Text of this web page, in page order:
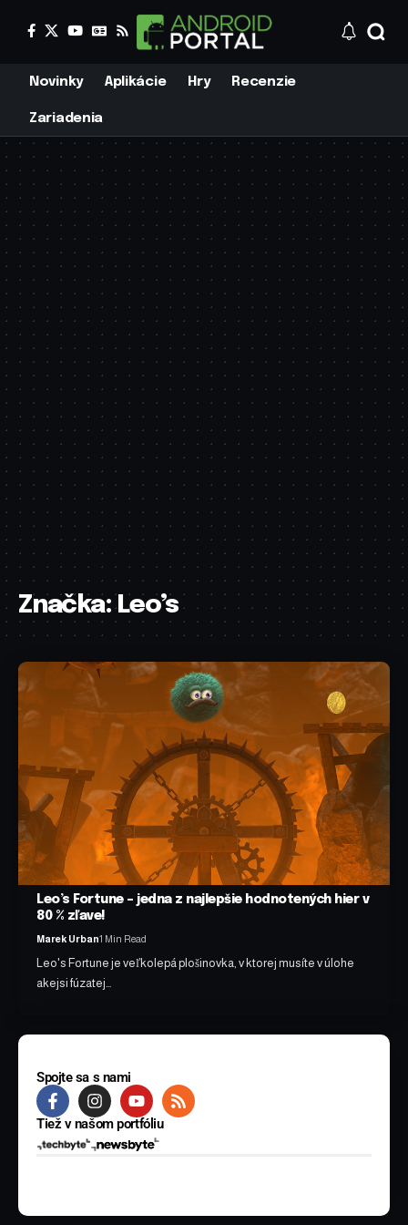
Novinky Aplikácie Hry Recenzie
Zariadenia
Značka:Leo’s
Leo’s Fortune – jedna z najlepšie hodnotených hier v
80 % zľave!
Marek Urban1 Min Read
Leo's Fortune je veľkolepá plošinovka, v ktorej musíte v úlohe
akejsi fúzatej…
Spojte sa s nami
Tiež v našom portfóliu